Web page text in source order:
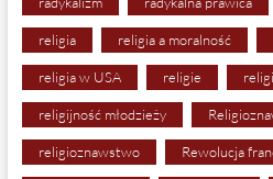
religia religia a moralność
religia w USA religie
religijność młodzieży
religioznawstwo Rewolucja